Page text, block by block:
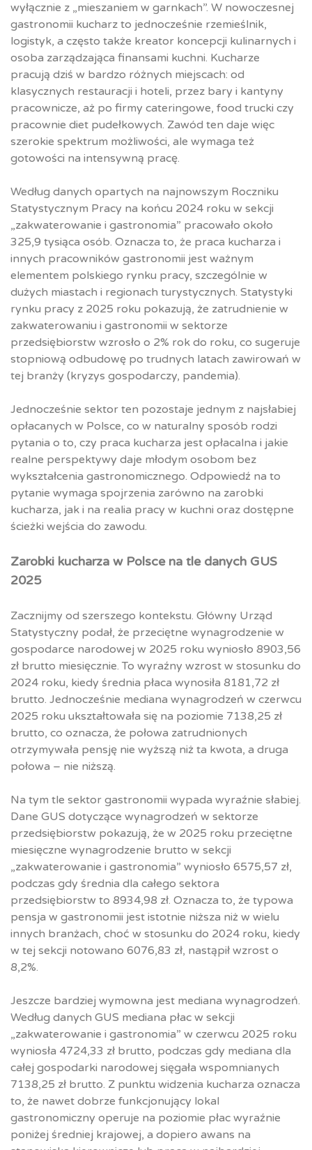
wyłącznie z „mieszaniem w garnkach”. W nowoczesnej
gastronomii kucharz to jednocześnie rzemieślnik,
logistyk, a często także kreator koncepcji kulinarnych i
osoba zarządzająca finansami kuchni. Kucharze
pracują dziś w bardzo różnych miejscach: od
klasycznych restauracji i hoteli, przez bary i kantyny
pracownicze, aż po firmy cateringowe, food trucki czy
pracownie diet pudełkowych. Zawód ten daje więc
szerokie spektrum możliwości, ale wymaga też
gotowości na intensywną pracę.
Według danych opartych na najnowszym Roczniku
Statystycznym Pracy na końcu 2024 roku w sekcji
„zakwaterowanie i gastronomia” pracowało około
325,9 tysiąca osób. Oznacza to, że praca kucharza i
innych pracowników gastronomii jest ważnym
elementem polskiego rynku pracy, szczególnie w
dużych miastach i regionach turystycznych. Statystyki
rynku pracy z 2025 roku pokazują, że zatrudnienie w
zakwaterowaniu i gastronomii w sektorze
przedsiębiorstw wzrosło o 2% rok do roku, co sugeruje
stopniową odbudowę po trudnych latach zawirowań w
tej branży (kryzys gospodarczy, pandemia).
Jednocześnie sektor ten pozostaje jednym z najsłabiej
opłacanych w Polsce, co w naturalny sposób rodzi
pytania o to, czy praca kucharza jest opłacalna i jakie
realne perspektywy daje młodym osobom bez
wykształcenia gastronomicznego. Odpowiedź na to
pytanie wymaga spojrzenia zarówno na zarobki
kucharza, jak i na realia pracy w kuchni oraz dostępne
ścieżki wejścia do zawodu.
Zarobki kucharza w Polsce na tle danych GUS
2025
Zacznijmy od szerszego kontekstu. Główny Urząd
Statystyczny podał, że przeciętne wynagrodzenie w
gospodarce narodowej w 2025 roku wyniosło 8903,56
zł brutto miesięcznie. To wyraźny wzrost w stosunku do
2024 roku, kiedy średnia płaca wynosiła 8181,72 zł
brutto. Jednocześnie mediana wynagrodzeń w czerwcu
2025 roku ukształtowała się na poziomie 7138,25 zł
brutto, co oznacza, że połowa zatrudnionych
otrzymywała pensję nie wyższą niż ta kwota, a druga
połowa – nie niższą.
Na tym tle sektor gastronomii wypada wyraźnie słabiej.
Dane GUS dotyczące wynagrodzeń w sektorze
przedsiębiorstw pokazują, że w 2025 roku przeciętne
miesięczne wynagrodzenie brutto w sekcji
„zakwaterowanie i gastronomia” wyniosło 6575,57 zł,
podczas gdy średnia dla całego sektora
przedsiębiorstw to 8934,98 zł. Oznacza to, że typowa
pensja w gastronomii jest istotnie niższa niż w wielu
innych branżach, choć w stosunku do 2024 roku, kiedy
w tej sekcji notowano 6076,83 zł, nastąpił wzrost o
8,2%.​
Jeszcze bardziej wymowna jest mediana wynagrodzeń.
Według danych GUS mediana płac w sekcji
„zakwaterowanie i gastronomia” w czerwcu 2025 roku
wyniosła 4724,33 zł brutto, podczas gdy mediana dla
całej gospodarki narodowej sięgała wspomnianych
7138,25 zł brutto. Z punktu widzenia kucharza oznacza
to, że nawet dobrze funkcjonujący lokal
gastronomiczny operuje na poziomie płac wyraźnie
poniżej średniej krajowej, a dopiero awans na